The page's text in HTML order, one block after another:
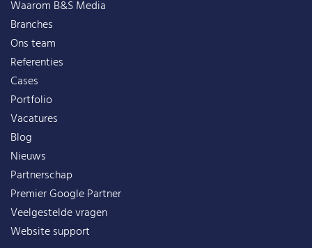
Waarom B&S Media
Branches
Ons team
Referenties
Cases
Portfolio
Vacatures
Blog
Nieuws
Partnerschap
Premier Google Partner
Veelgestelde vragen
Website support